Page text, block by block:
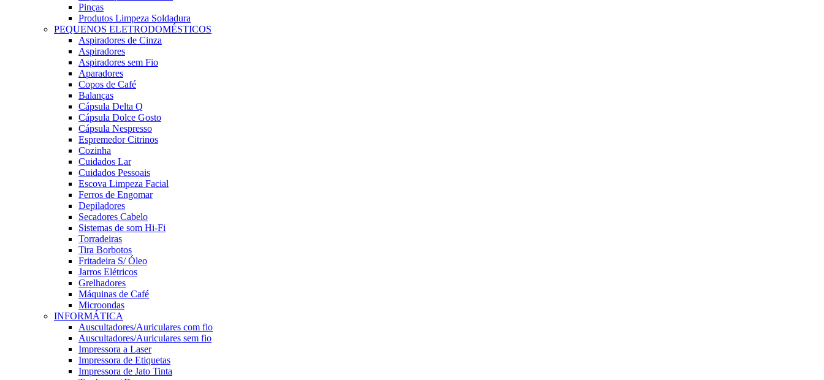
Pinças
Produtos Limpeza Soldadura
PEQUENOS ELETRODOMÉSTICOS
Aspiradores de Cinza
Aspiradores
Aspiradores sem Fio
Aparadores
Copos de Café
Balanças
Cápsula Delta Q
Cápsula Dolce Gosto
Cápsula Nespresso
Espremedor Citrinos
Cozinha
Cuidados Lar
Cuidados Pessoais
Escova Limpeza Facial
Ferros de Engomar
Depiladores
Secadores Cabelo
Sistemas de som Hi-Fi
Torradeiras
Tira Borbotos
Fritadeira S/ Óleo
Jarros Elétricos
Grelhadores
Máquinas de Café
Microondas
INFORMÁTICA
Auscultadores/Auriculares com fio
Auscultadores/Auriculares sem fio
Impressora a Laser
Impressora de Etiquetas
Impressora de Jato Tinta